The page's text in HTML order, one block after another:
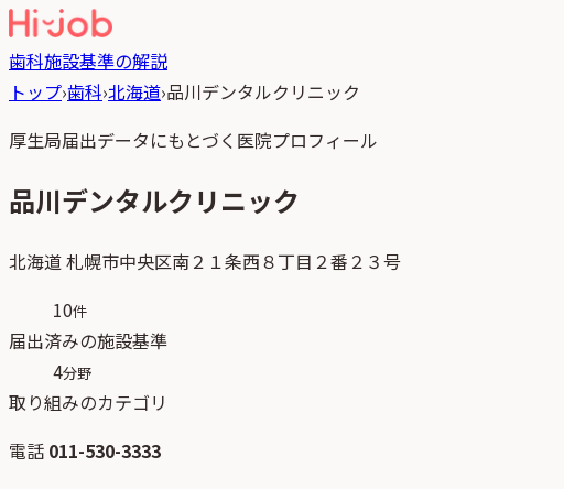
歯科施設基準の解説
トップ›歯科›北海道›品川デンタルクリニック
厚生局届出データにもとづく医院プロフィール
品川デンタルクリニック
北海道札幌市中央区南２１条西８丁目２番２３号
10件
届出済みの施設基準
4分野
取り組みのカテゴリ
電話 011-530-3333